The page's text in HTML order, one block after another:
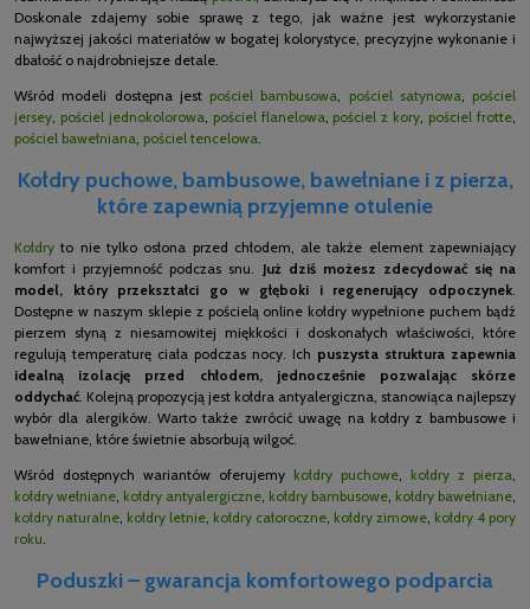
Doskonale zdajemy sobie sprawę z tego, jak ważne jest wykorzystanie
najwyższej jakości materiałów w bogatej kolorystyce, precyzyjne wykonanie i
dbałość o najdrobniejsze detale.
Wśród modeli dostępna jest pościel bambusowa, pościel satynowa, pościel
jersey, pościel jednokolorowa, pościel flanelowa, pościel z kory, pościel frotte,
pościel bawełniana, pościel tencelowa.
Kołdry puchowe, bambusowe, bawełniane i z pierza,
które zapewnią przyjemne otulenie
Kołdry to nie tylko osłona przed chłodem, ale także element zapewniający
komfort i przyjemność podczas snu. Już dziś możesz zdecydować się na
model, który przekształci go w głęboki i regenerujący odpoczynek
Dostępne w naszym sklepie z pościelą online kołdry wypełnione puchem bądź
pierzem słyną z niesamowitej miękkości i doskonałych właściwości, które
regulują temperaturę ciała podczas nocy. Ich puszysta struktura zapewnia
idealną izolację przed chłodem, jednocześnie pozwalając skórze
oddychać . Kolejną propozycją jest kołdra antyalergiczna, stanowiąca najlepszy
wybór dla alergików. Warto także zwrócić uwagę na kołdry z bambusowe i
bawełniane, które świetnie absorbują wilgoć.
Wśród dostępnych wariantów oferujemy kołdry puchowe kołdry z pierza
kołdry wełniane kołdry antyalergiczne kołdry bambusowe kołdry bawełniane
kołdry naturalne kołdry letnie kołdry całoroczne kołdry zimowe kołdry 4 pory
roku
Poduszki – gwarancja komfortowego podparcia